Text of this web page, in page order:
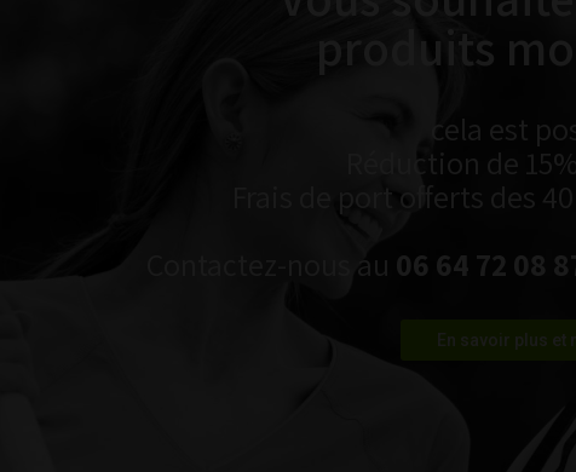
produits
Réduction de
Frais de port offerts des
06 64 72 08 87
En savoir plus et